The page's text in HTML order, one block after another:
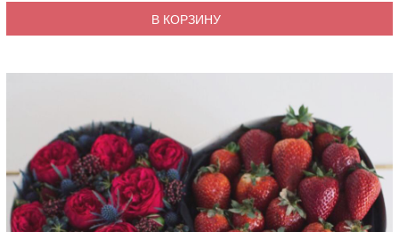
В КОРЗИНУ